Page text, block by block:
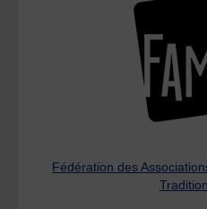
Fédération des